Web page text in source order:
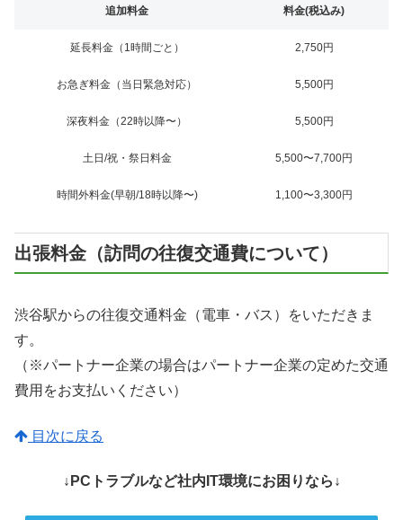
追加料金 料金(税込み)
延長料金（1時間ごと） 2,750円
お急ぎ料金（当日緊急対応） 5,500円
深夜料金（22時以降〜） 5,500円
土日/祝・祭日料金 5,500〜7,700円
時間外料金(早朝/18時以降〜) 1,100〜3,300円
出張料金（訪問の往復交通費について）
渋谷駅からの往復交通料金（電車・バス）をいただきま
す。
（※パートナー企業の場合はパートナー企業の定めた交通
費用をお支払いください）
目次に戻る
↓PCトラブルなど社内IT環境にお困りなら↓